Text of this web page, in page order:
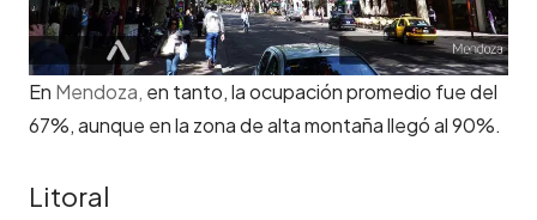
En Mendoza, en tanto, la ocupación promedio fue del
67%, aunque en la zona de alta montaña llegó al 90%.
Litoral